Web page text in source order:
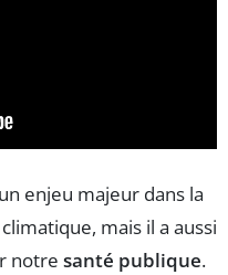
enjeu majeur dans la
mais il a aussi
notre santé publique.